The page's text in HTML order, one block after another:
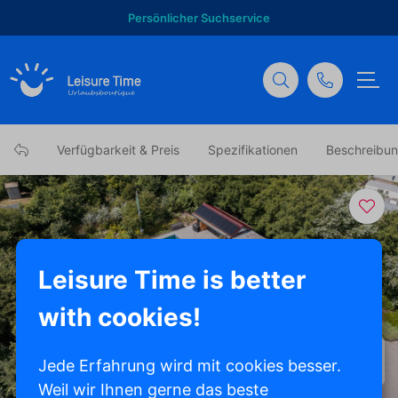
Persönlicher Suchservice
Verfügbarkeit & Preis Spezifikationen
Alle Fotos anzeigen
Leisure Time is better
with cookies!
Jede Erfahrung wird mit cookies besser.
Weil wir Ihnen gerne das beste